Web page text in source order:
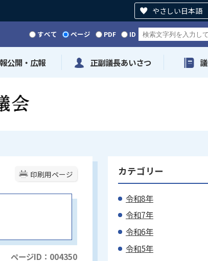
やさしい日本語
すべて ページ PDF ID
公開・広報 正副議長あいさつ
印刷用ページ
ページID：004350
カテゴリー
令和8年
令和7年
令和6年
令和5年